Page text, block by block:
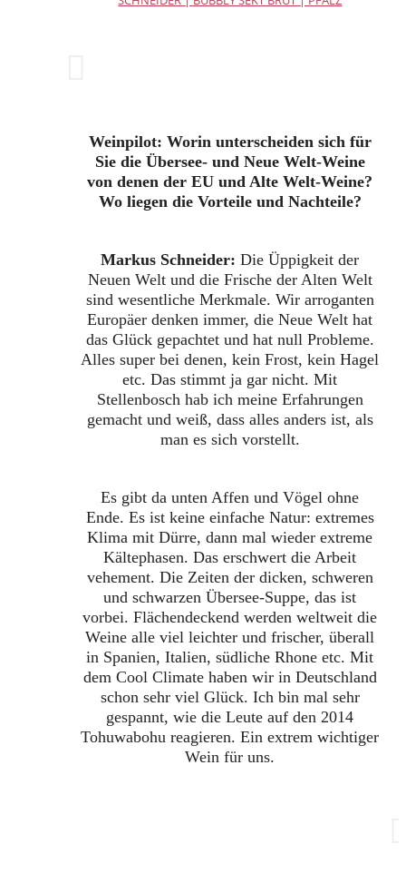
Weinpilot: Worin unterscheiden sich für
Sie die Übersee- und Neue Welt-Weine
von denen der EU und Alte Welt-Weine?
Wo liegen die Vorteile und Nachteile?
Markus Schneider:Die Üppigkeit der
Neuen Welt und die Frische der Alten Welt
sind wesentliche Merkmale. Wir arroganten
Europäer denken immer, die Neue Welt hat
das Glück gepachtet und hat null Probleme.
Alles super bei denen, kein Frost, kein Hagel
etc. Das stimmt ja gar nicht. Mit
Stellenbosch hab ich meine Erfahrungen
gemacht und weiß, dass alles anders ist, als
man es sich vorstellt.
Es gibt da unten Affen und Vögel ohne
Ende. Es ist keine einfache Natur: extremes
Klima mit Dürre, dann mal wieder extreme
Kältephasen. Das erschwert die Arbeit
vehement. Die Zeiten der dicken, schweren
und schwarzen Übersee-Suppe, das ist
vorbei. Flächendeckend werden weltweit die
Weine alle viel leichter und frischer, überall
in Spanien, Italien, südliche Rhone etc. Mit
dem Cool Climate haben wir in Deutschland
schon sehr viel Glück. Ich bin mal sehr
gespannt, wie die Leute auf den 2014
Tohuwabohu reagieren. Ein extrem wichtiger
Wein für uns.